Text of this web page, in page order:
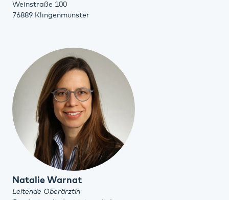
Weinstraße 100
76889 Klingenmünster
Natalie Warnat
Leitende Oberärztin